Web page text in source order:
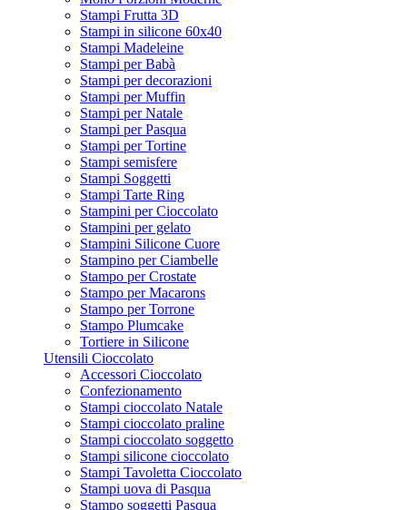
Stampi Frutta 3D
Stampi in silicone 60x40
Stampi Madeleine
Stampi per Babà
Stampi per decorazioni
Stampi per Muffin
Stampi per Natale
Stampi per Pasqua
Stampi per Tortine
Stampi semisfere
Stampi Soggetti
Stampi Tarte Ring
Stampini per Cioccolato
Stampini per gelato
Stampini Silicone Cuore
Stampino per Ciambelle
Stampo per Crostate
Stampo per Macarons
Stampo per Torrone
Stampo Plumcake
Tortiere in Silicone
Utensili Cioccolato
Accessori Cioccolato
Confezionamento
Stampi cioccolato Natale
Stampi cioccolato praline
Stampi cioccolato soggetto
Stampi silicone cioccolato
Stampi Tavoletta Cioccolato
Stampi uova di Pasqua
Stampo soggetti Pasqua